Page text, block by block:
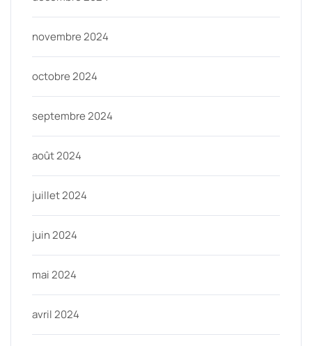
novembre 2024
octobre 2024
septembre 2024
août 2024
juillet 2024
juin 2024
mai 2024
avril 2024